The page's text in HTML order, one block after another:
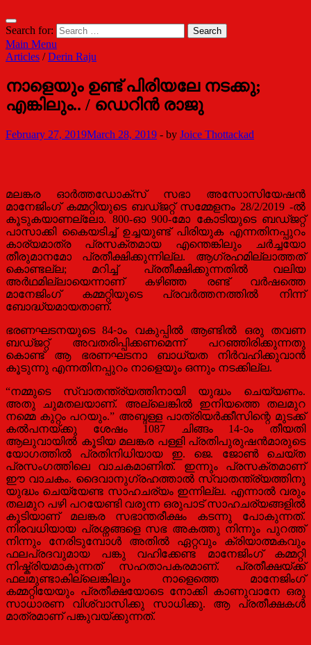
Search for:
Main Menu
Articles /Derin Raju
നാളെയും ഉണ്ട് പിരിയലേ നടക്കു;
എങ്കിലും.. / ഡെറിൻ രാജു
February 27, 2019March 28, 2019 - by Joice Thottackad
മലങ്കര ഓർത്തഡോക്സ് സഭാ അസോസിയേഷൻ
മാനേജിംഗ് കമ്മറ്റിയുടെ ബഡ്ജറ്റ് സമ്മേളനം 28/2/2019 -ൽ
കൂടുകയാണല്ലോ. 800-ഓ 900-മോ കോടിയുടെ ബഡ്ജറ്റ്
പാസാക്കി കൈയടിച്ച് ഉച്ചയുണ്ട് പിരിയുക എന്നതിനപ്പുറം
കാര്യമാത്ര പ്രസക്തമായ എന്തെങ്കിലും ചർച്ചയോ
തീരുമാനമോ പ്രതീക്ഷിക്കുന്നില്ല. ആഗ്രഹമില്ലാത്തത്
കൊണ്ടല്ല; മറിച്ച് പ്രതീക്ഷിക്കുന്നതിൽ വലിയ
അർഥമില്ലായെന്നാണ് കഴിഞ്ഞ രണ്ട് വർഷത്തെ
മാനേജിംഗ് കമ്മറ്റിയുടെ പ്രവർത്തനത്തിൽ നിന്ന്
ബോദ്ധ്യമായതാണ്.
ഭരണഘടനയുടെ 84-ാം വകുപ്പിൽ ആണ്ടിൽ ഒരു തവണ
ബഡ്ജറ്റ് അവതരിപ്പിക്കണമെന്ന് പറഞ്ഞിരിക്കുന്നതു
കൊണ്ട് ആ ഭരണഘടനാ ബാധ്യത നിർവഹിക്കുവാൻ
കൂടുന്നു എന്നതിനപ്പുറം നാളെയും ഒന്നും നടക്കില്ല.
“നമ്മുടെ സ്വാതന്ത്ര്യത്തിനായി യുദ്ധം ചെയ്യണം.
അതു ചുമതലയാണ്. അല്ലെങ്കിൽ ഇനിയത്തെ തലമുറ
നമ്മെ കുറ്റം പറയും.” അബ്ദള്ള പാത്രിയർക്കീസിന്റെ മുടക്ക്
കൽപനയ്ക്കു ശേഷം 1087 ചിങ്ങം 14-ാം തീയതി
ആലുവായിൽ കൂടിയ മലങ്കര പള്ളി പ്രതിപുരുഷൻമാരുടെ
യോഗത്തിൽ പ്രതിനിധിയായ ഇ. ജെ. ജോൺ ചെയ്ത
പ്രസംഗത്തിലെ വാചകമാണിത്. ഇന്നും പ്രസക്തമാണ്
ഈ വാചകം. ദൈവാനുഗ്രഹത്താൽ സ്വാതന്ത്ര്യത്തിനു
യുദ്ധം ചെയ്യേണ്ട സാഹചര്യം ഇന്നില്ല. എന്നാൽ വരും
തലമുറ പഴി പറയേണ്ടി വരുന്ന ഒരുപാട് സാഹചര്യങ്ങളിൽ
കൂടിയാണ് മലങ്കര സഭാന്തരീക്ഷം കടന്നു പോകുന്നത്.
നിരവധിയായ പ്രശ്നങ്ങളെ സഭ അകത്തു നിന്നും പുറത്ത്
നിന്നും നേരിടുമ്പോൾ അതിൽ ഏറ്റവും ക്രിയാത്മകവും
ഫലപ്രദവുമായ പങ്കു വഹിക്കേണ്ട മാനേജിംഗ് കമ്മറ്റി
നിഷ്ക്രിയമാകുന്നത് സഹതാപകരമാണ്. പ്രതീക്ഷയ്ക്ക്
ഫലമുണ്ടാകില്ലെങ്കിലും നാളെത്തെ മാനേജിംഗ്
കമ്മറ്റിയേയും പ്രതീക്ഷയോടെ നോക്കി കാണുവാനേ ഒരു
സാധാരണ വിശ്വാസിക്കു സാധിക്കു. ആ പ്രതീക്ഷകൾ
മാത്രമാണ് പങ്കുവയ്ക്കുന്നത്.